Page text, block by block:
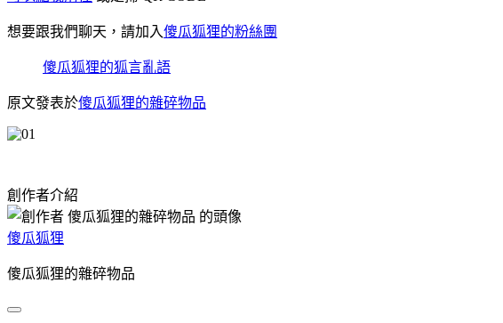
想要跟我們聊天，請加入傻瓜狐狸的粉絲團
傻瓜狐狸的狐言亂語
原文發表於傻瓜狐狸的雜碎物品
創作者介紹
傻瓜狐狸
傻瓜狐狸的雜碎物品